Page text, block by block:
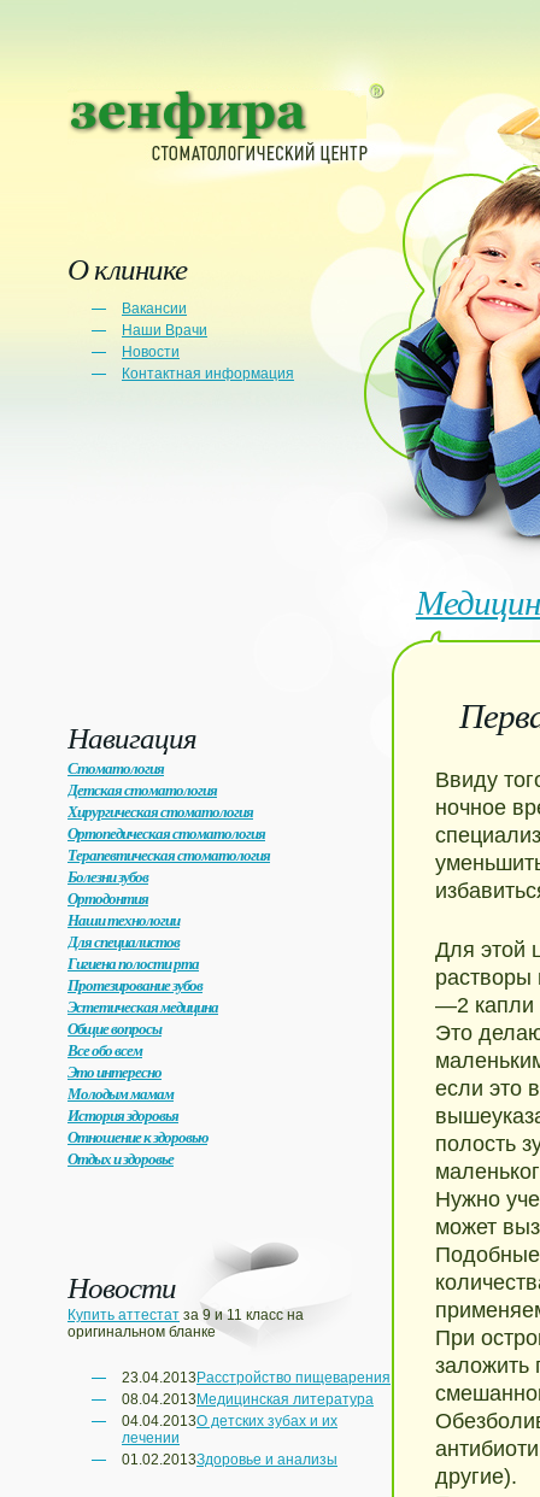
О клинике
Вакансии
Наши Врачи
Новости
Контактная информация
Навигация
Стоматология
Детская стоматология
Хирургическая стоматология
Ортопедическая стоматология
Терапевтическая стоматология
Болезни зубов
Ортодонтия
Наши технологии
Для специалистов
Гигиена полости рта
Протезирование зубов
Эстетическая медицина
Общие вопросы
Все обо всем
Это интересно
Молодым мамам
История здоровья
Отношение к здоровью
Отдых и здоровье
Новости
Купить аттестат за 9 и 11 класс на
оригинальном бланке
23.04.2013 Расстройство пищеварения
08.04.2013 Медицинская литература
04.04.2013О детских зубах и их
лечении
01.02.2013Здоровье и анализы
Ввиду
ночное
Для этой
растворы
—2 капли
Это
если это
полость
Нужно
может
Подобные
При
заложить
другие).